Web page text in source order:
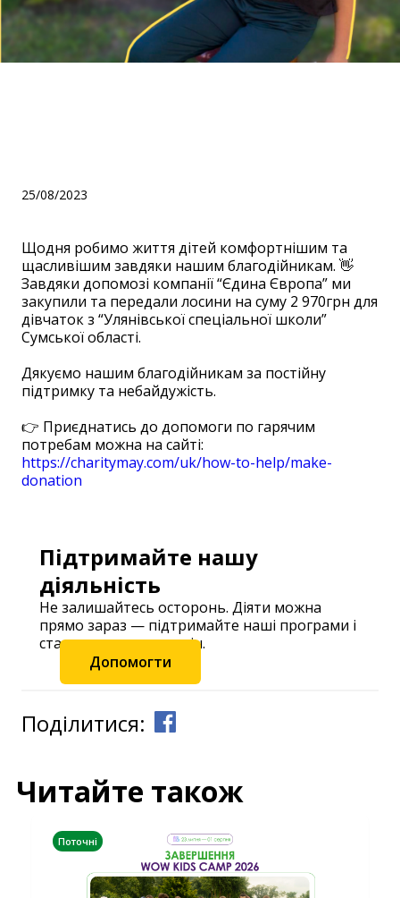
25/08/2023
Щодня робимо життя дітей комфортнішим та
щасливішим завдяки нашим благодійникам. 👋
Завдяки допомозі компанії “Єдина Європа” ми
закупили та передали лосини на суму 2 970грн для
дівчаток з “Улянівської спеціальної школи”
Сумської області.
Дякуємо нашим благодійникам за постійну
підтримку та небайдужість.
👉 Приєднатись до допомоги по гарячим
потребам можна на сайті:
https://charitymay.com/uk/how-to-help/make-
donation
Підтримайте нашу
діяльність
Не залишайтесь осторонь. Діяти можна
прямо зараз — підтримайте наші програми і
станьте частиною змін.
Допомогти
Поділитися:
Читайте також
Поточні